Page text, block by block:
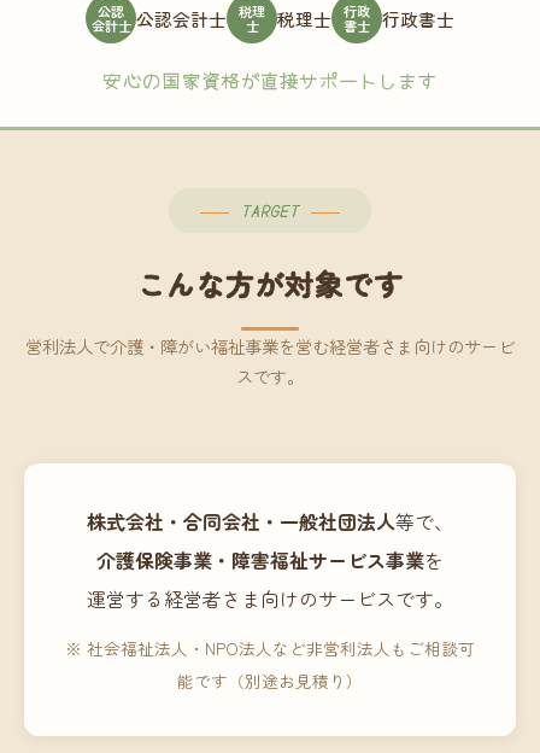
公認
会計士 公認会計士 税理
士 税理士 行政
書士 行政書士
安心の国家資格が直接サポートします
TARGET
こんな方が対象です
営利法人で介護・障がい福祉事業を営む経営者さま向けのサービ
スです。
株式会社・合同会社・一般社団法人等で、
介護保険事業・障害福祉サービス事業を
運営する経営者さま向けのサービスです。
※ 社会福祉法人・NPO法人など非営利法人もご相談可
能です（別途お見積り）